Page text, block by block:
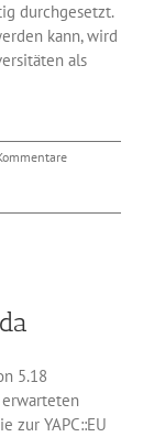
durchgesetzt.
kann, wird
als
5.18
zur YAPC::EU